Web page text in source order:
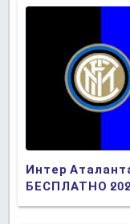
Интер
БЕСПЛАТНО